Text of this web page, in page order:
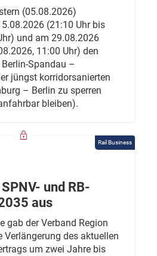
(05.08.2026)
(21:10 Uhr bis
und am 29.08.2026
11:00 Uhr) den
Spandau –
jüngst korridorsanierten
– Berlin zu sperren
bleiben).
Rail Business
und RB-
aus
gab der Verband Region
Verlängerung des aktuellen
um zwei Jahre bis